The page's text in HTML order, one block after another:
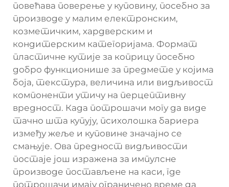
повећава поверење у куповину, посебно за
производе у малим електронским,
козметичким, хардверским и
кондитерским категоријама. Формат
пластичне кутије за коприцу посебно
добро функционише за предмете у којима
боја, текстура, величина или видљивост
компоненти утичу на перцептивну
вредност. Када потрошачи могу да виде
тачно шта купују, психолошка бариера
између жеље и куповине значајно се
смањује. Ова предност видљивости
постаје још изражена за импулсне
производе постављене на каси, где
потрошачи имају ограничено време да